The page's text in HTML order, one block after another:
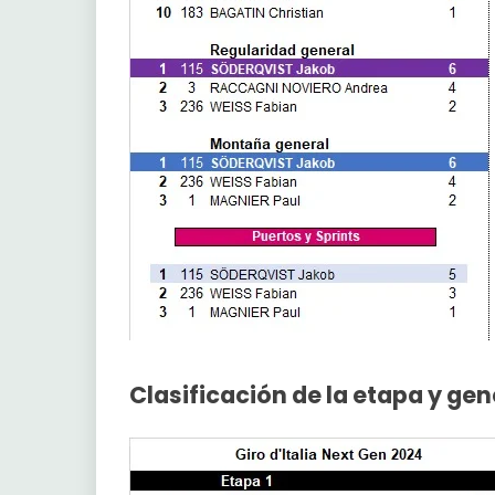
Clasificación de la etapa y